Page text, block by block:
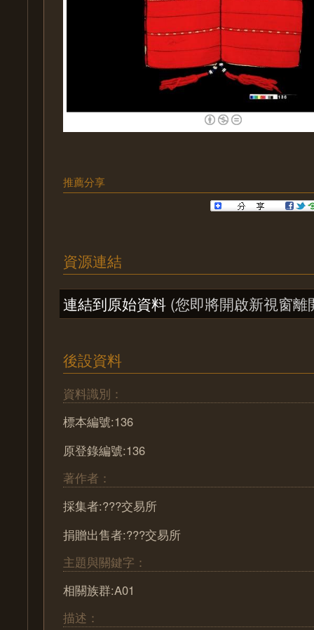
推薦分享
資源連結
連結到原始資料 (您即將開啟新視窗離
後設資料
資料識別：
標本編號:136
原登錄編號:136
著作者：
採集者:???交易所
捐贈出售者:???交易所
主題與關鍵字：
相關族群:A01
描述：